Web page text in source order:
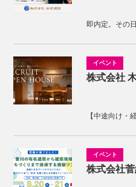
株式会社
株式会社菅